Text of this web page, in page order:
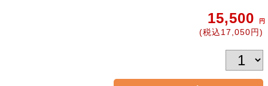
15,500 円
(税込17,050円)